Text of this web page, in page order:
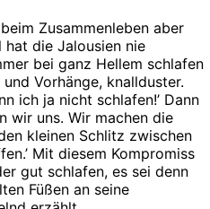
Zusammenleben aber
hat die Jalousien nie
bei ganz Hellem schlafen
Vorhänge, knallduster.
ich ja nicht schlafen!’ Dann
wir uns. Wir machen die
kleinen Schlitz zwischen
Mit diesem Kompromiss
gut schlafen, es sei denn
Füßen an seine